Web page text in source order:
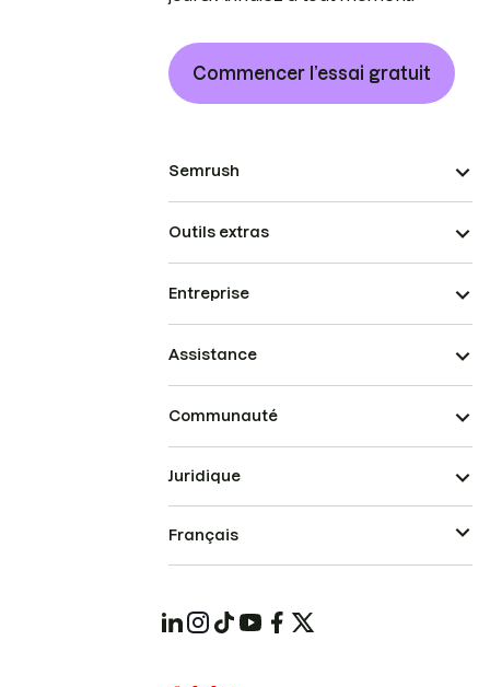
Commencer l’essai gratuit
Semrush
Outils extras
Entreprise
Assistance
Communauté
Juridique
Français